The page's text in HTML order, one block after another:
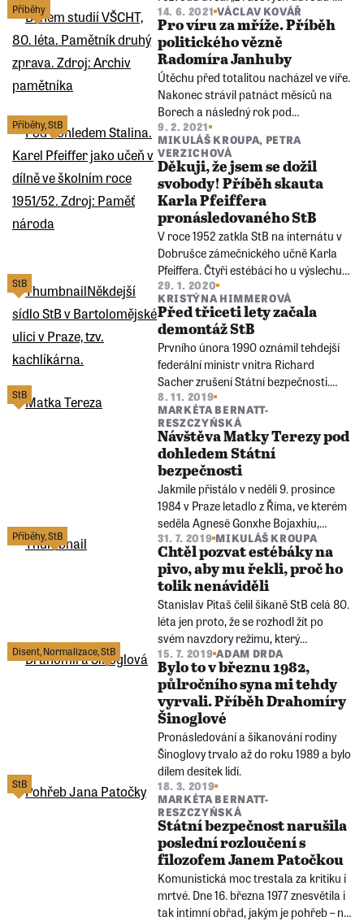
Matka pak za války dokázala ochránit
sebe i dítě falešnou identitou. Nejbližší
příbuzní ale zahynuli ve vyhlazovacích
táborech.
Příběhy 14. 6. 2021 VÁCLAV KOVÁŘ
Pro víru za mříže. Příběh
politického vězně
Radomíra Janhuby
Útěchu před totalitou nacházel ve víře.
Nakonec strávil patnáct měsíců na
Borech a následný rok pod
ochranným dohledem. Přišel o
poslední zbytky svobody, práci a
nakonec i iluze.
Příběhy,StB
9. 2. 2021
MIKULÁŠ KROUPA, PETRA
VERZICHOVÁ
Děkuji, že jsem se dožil
svobody! Příběh skauta
Karla Pfeiffera
pronásledovaného StB
V roce 1952 zatkla StB na internátu v
Dobrušce zámečnického učně Karla
Pfeiffera. Čtyři estébáci ho u výslechu
nutili, aby přiznal, že s vychovatelem
punktovali státní převrat.
StB
29. 1. 2020
KRISTÝNA HIMMEROVÁ
Před třiceti lety začala
demontáž StB
Prvního února 1990 oznámil tehdejší
federální ministr vnitra Richard
Sacher zrušení Státní bezpečnosti.
Tajná policie, která přes čtyřicet let
sloužila komunistickému režimu, se
musela transformovat v bezpečnostní
službu demokratického státu.
StB
8. 11. 2019
MARKÉTA BERNATT-
RESZCZYŃSKÁ
Návštěva Matky Terezy pod
dohledem Státní
bezpečnosti
Jakmile přistálo v neděli 9. prosince
1984 v Praze letadlo z Říma, ve kterém
seděla Agnesë Gonxhe Bojaxhiu,
známá jako Matka Tereza, zahájila
Státní bezpečnost sledovací akci,
která trvala po celou dobu její třídenní
návštěvy ČSSR.
Příběhy,StB 31. 7. 2019 MIKULÁŠ KROUPA
Chtěl pozvat estébáky na
pivo, aby mu řekli, proč ho
tolik nenáviděli
Stanislav Pitaš čelil šikaně StB celá 80.
léta jen proto, že se rozhodl žít po
svém navzdory režimu, který
porušoval lidská práva.
Disent,Normalizace,StB 15. 7. 2019 ADAM DRDA
Bylo to v březnu 1982,
půlročního syna mi tehdy
vyrvali. Příběh Drahomíry
Šinoglové
Pronásledování a šikanování rodiny
Šinoglovy trvalo až do roku 1989 a bylo
dílem desítek lidí.
StB
18. 3. 2019
MARKÉTA BERNATT-
RESZCZYŃSKÁ
Státní bezpečnost narušila
poslední rozloučení s
filozofem Janem Patočkou
Komunistická moc trestala za kritiku i
mrtvé. Dne 16. března 1977 znesvětila i
tak intimní obřad, jakým je pohřeb – na